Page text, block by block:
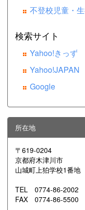
不登校児童・
検索サイト
Yahoo!きっず
Yahoo!JAPAN
Google
所在地
〒619-0204
京都府木津川市
山城町上狛学校1番地
TEL 0774-86-2002
FAX 0774-86-5500